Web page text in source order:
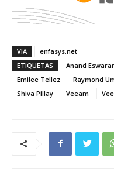
VIA
enfasys.net
ETIQUETAS
Anand
Emilee Tellez
Raymond
Shiva Pillay
Veeam